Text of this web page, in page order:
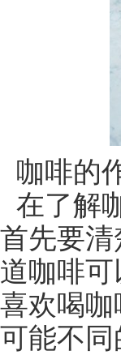
咖啡的
在了解
首先要
道咖啡
喜欢喝
可能不